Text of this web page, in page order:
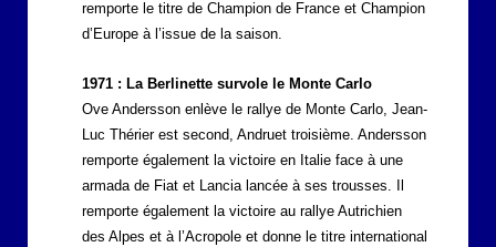
remporte le titre de Champion de France et Champion
d’Europe à l’issue de la saison.
1971 : La Berlinette survole le Monte Carlo
Ove Andersson enlève le rallye de Monte Carlo, Jean-
Luc Thérier est second, Andruet troisième. Andersson
remporte également la victoire en Italie face à une
armada de Fiat et Lancia lancée à ses trousses. Il
remporte également la victoire au rallye Autrichien
des Alpes et à l’Acropole et donne le titre international